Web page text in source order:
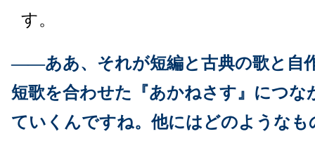
す。
――ああ、それが短編と古典の歌と自
短歌を合わせた『あかねさす』につな
ていくんですね。他にはどのようなも